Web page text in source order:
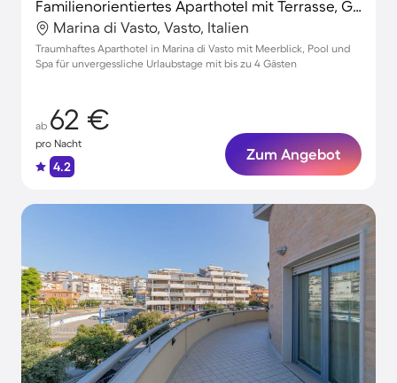
Familienorientiertes Aparthotel mit Terrasse, Garten und Pool | Meerblick | Neben dem Strand | Perfekt für die Arbeit von Zuhause | Haustiere sind willkommen
Marina di Vasto, Vasto, Italien
Traumhaftes Aparthotel in Marina di Vasto mit Meerblick, Pool und
Spa für unvergessliche Urlaubstage mit bis zu 4 Gästen
ab 62 €
pro Nacht
4.2
Zum Angebot